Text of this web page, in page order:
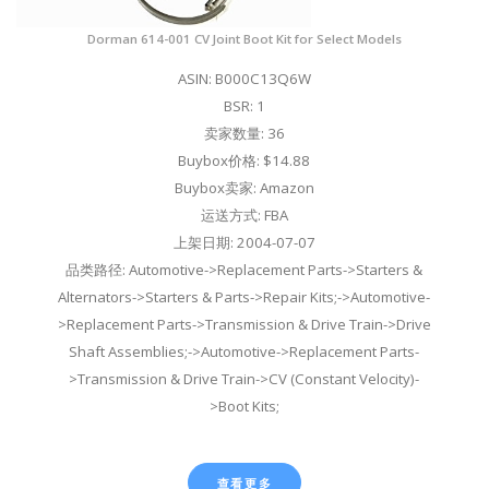
Dorman 614-001 CV Joint Boot Kit for Select Models
ASIN: B000C13Q6W
BSR: 1
卖家数量: 36
Buybox价格: $14.88
Buybox卖家: Amazon
运送方式: FBA
上架日期: 2004-07-07
品类路径: Automotive->Replacement Parts->Starters &
Alternators->Starters & Parts->Repair Kits;->Automotive-
>Replacement Parts->Transmission & Drive Train->Drive
Shaft Assemblies;->Automotive->Replacement Parts-
>Transmission & Drive Train->CV (Constant Velocity)-
>Boot Kits;
查看更多